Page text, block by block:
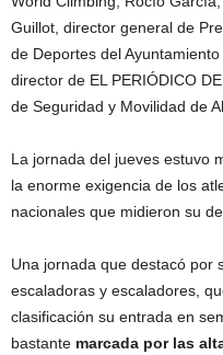
Guillot, director general de
de Deportes del
director de EL PERIÓDICO
de Seguridad y Movilidad de
La jornada del jueves estuvo
la enorme exigencia de los
nacionales que midieron su
Una jornada que destacó por
escaladoras y escaladores,
clasificación su entrada en
bastante marcada por las